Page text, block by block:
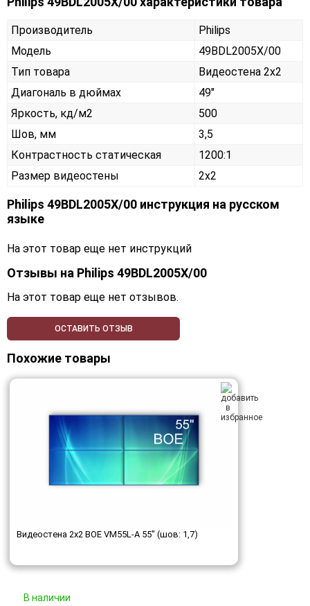
Производитель
Philips
Модель
49BDL2005X/00
Тип товара
Видеостена 2х2
Диагональ в дюймах
49"
Яркость, кд/м2
500
Шов, мм
3,5
Контрастность статическая
1200:1
Размер видеостены
2x2
Philips 49BDL2005X/00 инструкция на русском
языке
На этот товар еще нет инструкций
Отзывы на Philips 49BDL2005X/00
На этот товар еще нет отзывов.
ОСТАВИТЬ ОТЗЫВ
Похожие товары
Видеостена 2x2 BOE VM55L-A 55" (шов: 1,7)
В наличии